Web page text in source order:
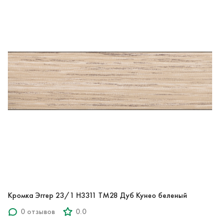
Кромка Эггер 23/1 H3311 TM28 Дуб Кунео беленый
0 отзывов
0.0